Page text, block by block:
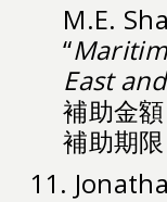
M.E.
“
East
補助金
補助期
11.